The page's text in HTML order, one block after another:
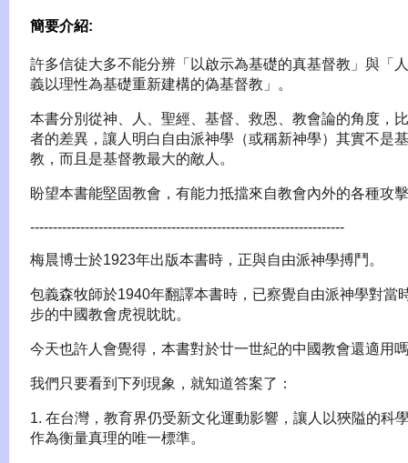
簡要介紹:
許多信徒大多不能分辨「以啟示為基礎的真基督教」與「
義以理性為基礎重新建構的偽基督教」。
本書分別從神、人、聖經、基督、救恩、教會論的角度，
者的差異，讓人明白自由派神學（或稱新神學）其實不是
教，而且是基督教最大的敵人。
盼望本書能堅固教會，有能力抵擋來自教會內外的各種攻
---------------------------------------------------------------------
梅晨博士於1923年出版本書時，正與自由派神學搏鬥。
包義森牧師於1940年翻譯本書時，已察覺自由派神學對當
步的中國教會虎視眈眈。
今天也許人會覺得，本書對於廿一世紀的中國教會還適用
我們只要看到下列現象，就知道答案了：
1. 在台灣，教育界仍受新文化運動影響，讓人以狹隘的科
作為衡量真理的唯一標準。